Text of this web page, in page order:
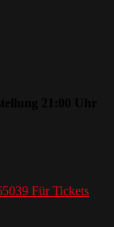
Für Tickets